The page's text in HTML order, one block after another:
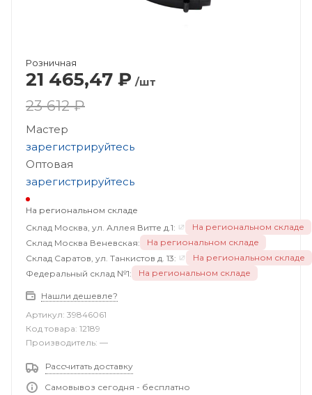
Розничная
21 465,47 ₽ /шт
23 612 ₽
Мастер
зарегистрируйтесь
Оптовая
зарегистрируйтесь
На региональном складе
Склад Москва, ул. Аллея Витте д.1:
На региональном складе
Склад Москва Веневская:
На региональном складе
Склад Саратов, ул. Танкистов д. 13:
На региональном складе
Федеральный склад №1:
На региональном складе
Нашли дешевле?
Артикул: 39846061
Код товара: 12189
Производитель: —
Рассчитать доставку
Самовывоз сегодня - бесплатно